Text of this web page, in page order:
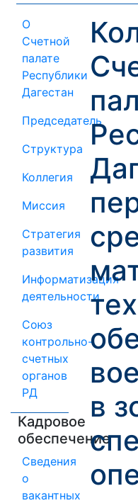
О
Счетной
палате
Республики
Дагестан
Председатель
Структура
Коллегия
Миссия
Стратегия
развития
Информатизация
деятельности
Союз
контрольно-
счетных
органов
РД
Кадровое
обеспечение
Сведения
о
вакантных
в